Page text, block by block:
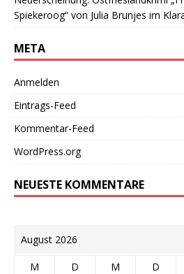
Spiekeroog“ von Julia Brunjes im
META
Anmelden
Eintrags-Feed
Kommentar-Feed
WordPress.org
NEUESTE KOMMENTARE
August 2026
M D M D